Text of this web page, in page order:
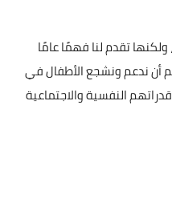
تقدم لنا فهمًا عامًا
أن ندعم ونشجع الأطفال في
النفسية والاجتماعية